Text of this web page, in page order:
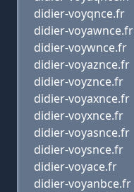
didier-voyqnce.fr
didier-voyawnce.fr
didier-voywnce.fr
didier-voyaznce.fr
didier-voyznce.fr
didier-voyaxnce.fr
didier-voyxnce.fr
didier-voyasnce.fr
didier-voysnce.fr
didier-voyace.fr
didier-voyanbce.fr